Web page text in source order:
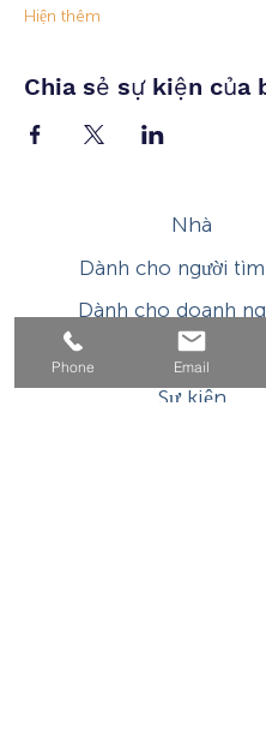
Hiện thêm
Chia sẻ sự kiện của
Nhà
Dành cho người
Dành cho doanh
Cho tuổi trẻ
Sự kiện
Phone Email